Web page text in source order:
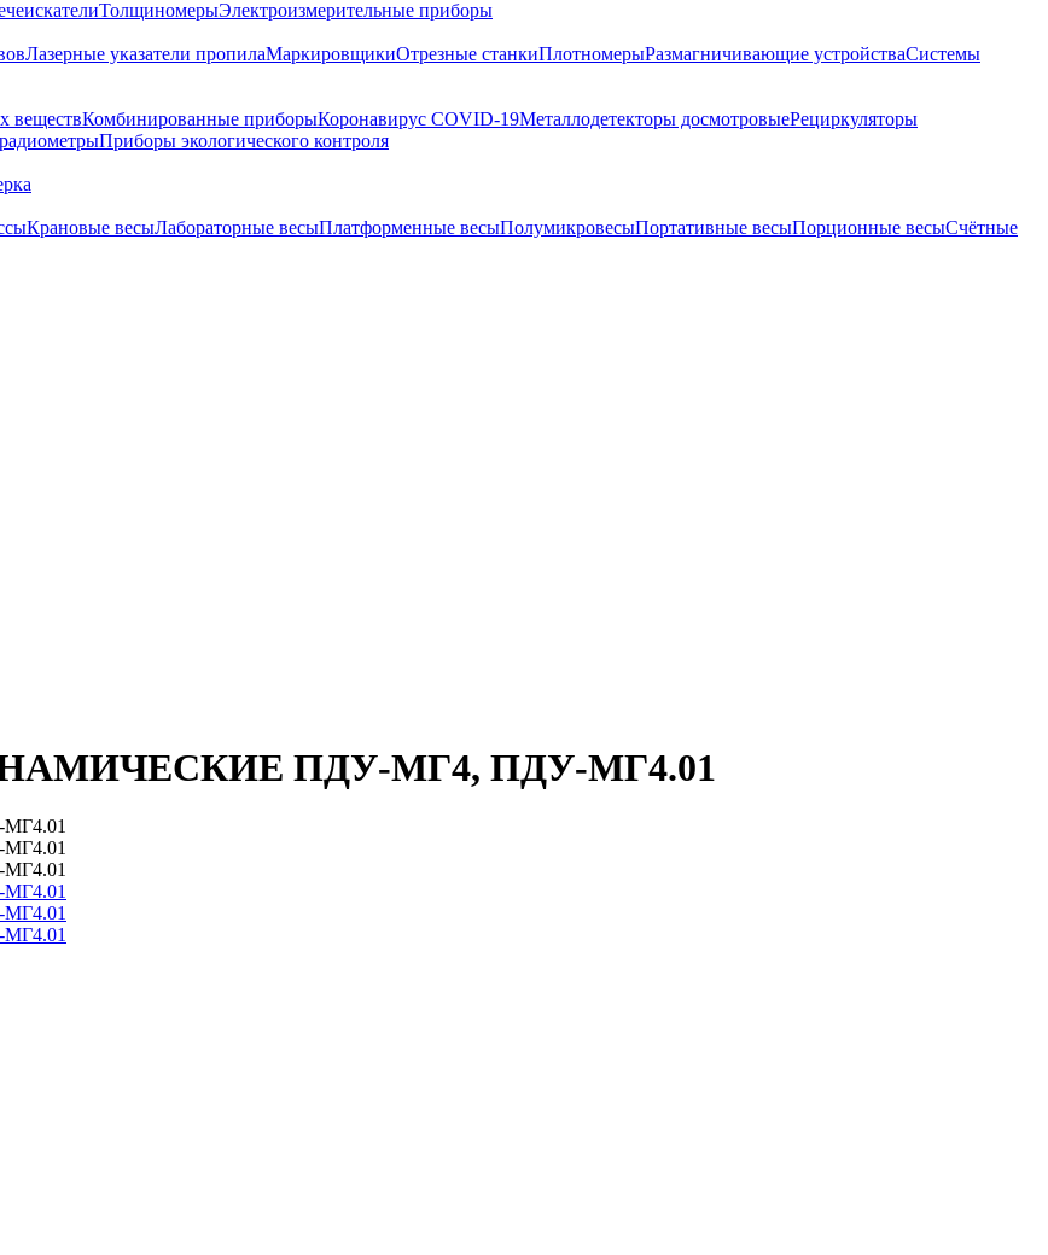
ТолщиномерыЭлектроизмерительные приборы
Лазерные указатели пропилаМаркировщикиОтрезные станкиПлотномерыРазмагничивающие устройстваСистемы
веществКомбинированные приборыКоронавирус COVID-19Металлодетекторы досмотровыеРециркуляторы
Приборы экологического контроля
Крановые весыЛабораторные весыПлатформенные весыПолумикровесыПортативные весыПорционные весыСчётные
ПДУ-МГ4, ПДУ-МГ4.01